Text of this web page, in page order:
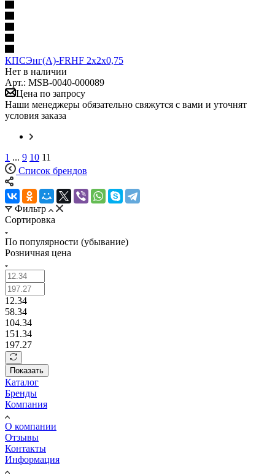
КПСЭнг(А)-FRHF 2х2х0,75
Нет в наличии
Арт.: MSB-0040-000089
Цена по запросу
Наши менеджеры обязательно свяжутся с вами и уточнят
условия заказа
1 ... 9 10 11
Список брендов
Фильтр
Сортировка
По популярности (убывание)
Розничная цена
12.34
58.34
104.34
151.34
197.27
Показать
Каталог
Бренды
Компания
О компании
Отзывы
Контакты
Информация